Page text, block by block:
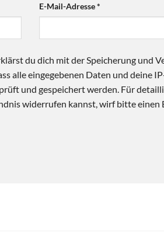
E-Mail-Adresse*
du dich mit der Speicherung und
alle eingegebenen Daten und deine
und gespeichert werden. Für
widerrufen kannst, wirf bitte einen